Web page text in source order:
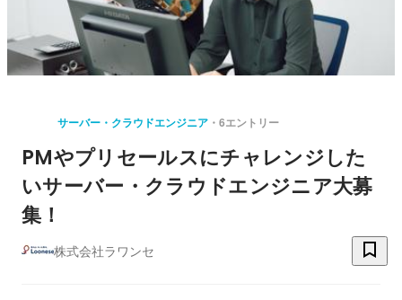
サーバー・クラウドエンジニア 6エントリー
PMやプリセールスにチャレンジした
いサーバー・クラウドエンジニア大募
集！
株式会社ラワンセ